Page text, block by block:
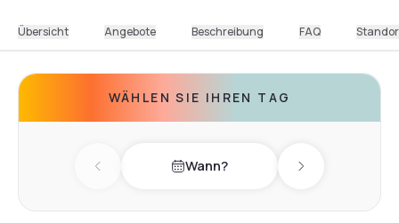
Übersicht Angebote Beschreibung FAQ
WÄHLEN SIE IHREN TAG
Previous day Wann? Next day